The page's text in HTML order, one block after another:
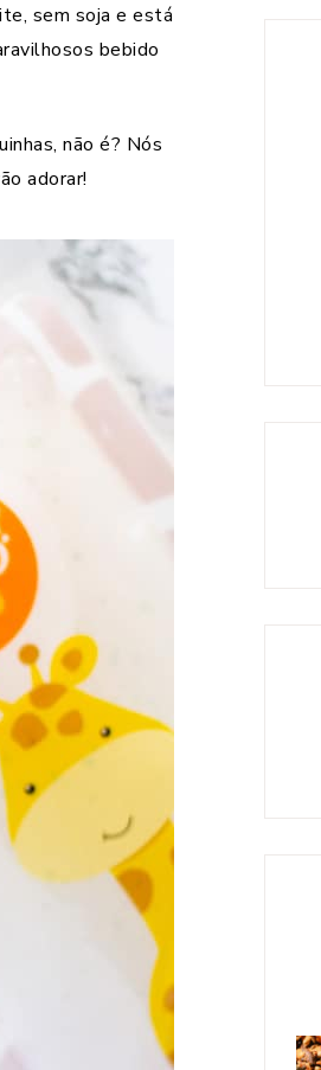
sem soja e está
bebido
não é? Nós
adorar!